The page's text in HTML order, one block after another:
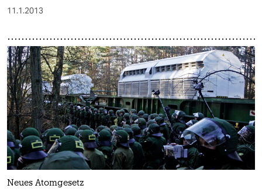
11.1.2013
Neues Atomgesetz